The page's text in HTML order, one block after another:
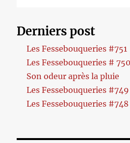
Derniers post
Les Fessebouqueries #751
Les Fessebouqueries # 750
Son odeur après la pluie
Les Fessebouqueries #749
Les Fessebouqueries #748